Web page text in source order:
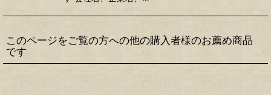
このページをご覧の方への他の購入者様のお薦め商品
です